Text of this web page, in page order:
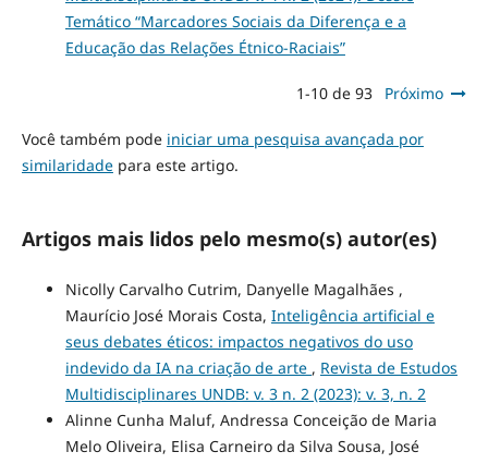
Temático “Marcadores Sociais da Diferença e a
Educação das Relações Étnico-Raciais”
1-10 de 93 Próximo
Você também pode iniciar uma pesquisa avançada por
similaridadepara este artigo.
Artigos mais lidos pelo mesmo(s) autor(es)
Nicolly Carvalho Cutrim, Danyelle Magalhães ,
Maurício José Morais Costa, Inteligência artificial e
seus debates éticos: impactos negativos do uso
indevido da IA na criação de arte , Revista de Estudos
Multidisciplinares UNDB: v. 3 n. 2 (2023): v. 3, n. 2
Alinne Cunha Maluf, Andressa Conceição de Maria
Melo Oliveira, Elisa Carneiro da Silva Sousa, José